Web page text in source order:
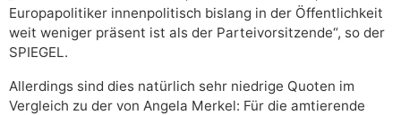
Europapolitiker innenpolitisch bislang in der Öffentlichkeit
weit weniger präsent ist als der Parteivorsitzende“, so der
SPIEGEL.
Allerdings sind dies natürlich sehr niedrige Quoten im
Vergleich zu der von Angela Merkel: Für die amtierende